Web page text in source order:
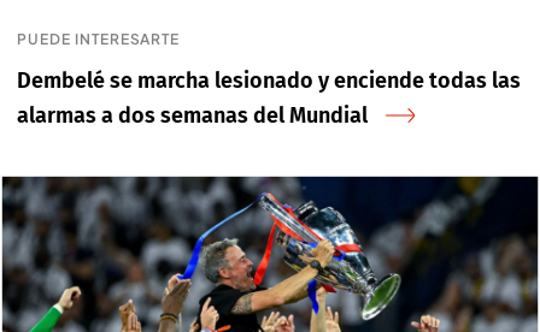
PUEDE INTERESARTE
Dembelé se marcha lesionado y enciende todas las
alarmas a dos semanas del Mundial